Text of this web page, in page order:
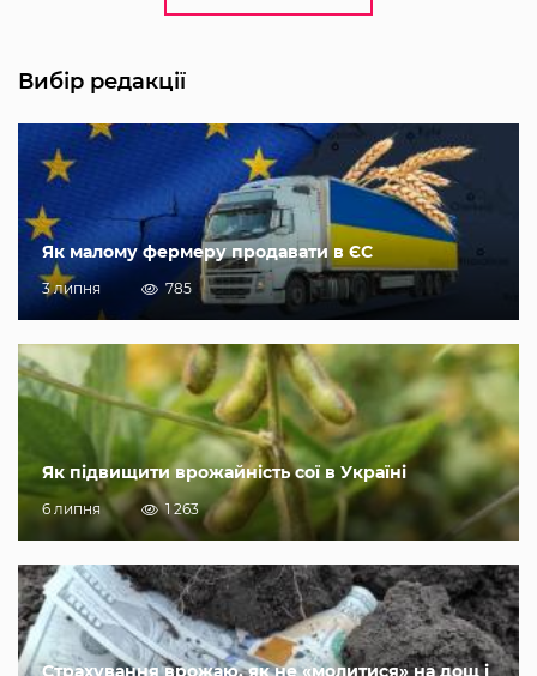
Вибір редакції
Як малому фермеру продавати в ЄС
3 липня 785
Як підвищити врожайність сої в Україні
6 липня 1 263
Страхування врожаю, як не «молитися» на дощ і